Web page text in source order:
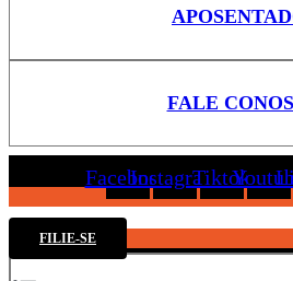
FALE
FacebookInstagramTiktok
FILIE-SE